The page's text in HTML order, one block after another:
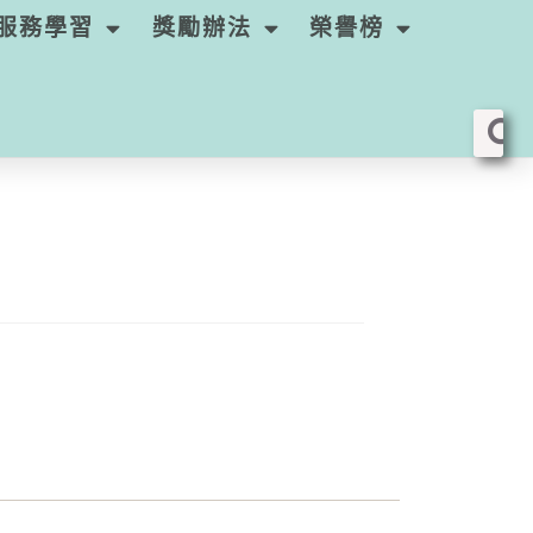
務學習 獎勵辦法 榮譽榜